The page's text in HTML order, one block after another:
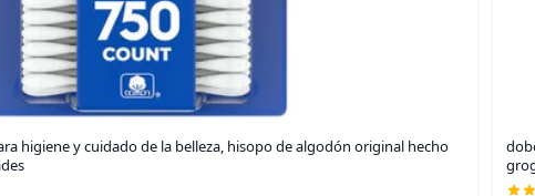
higiene y cuidado de la belleza, hisopo de algodón original hecho